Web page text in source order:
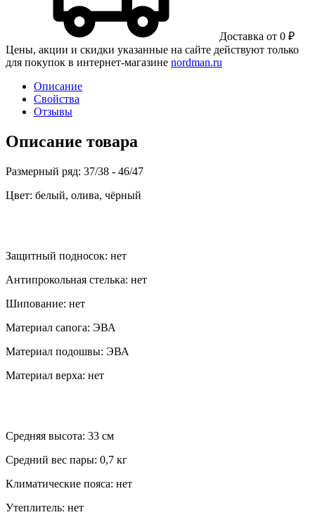
Доставка от 0 ₽
Цены, акции и скидки указанные на сайте действуют только
для покупок в интернет-магазине nordman.ru
Описание
Свойства
Отзывы
Описание товара
Размерный ряд: 37/38 - 46/47
Цвет: белый, олива, чёрный
Защитный подносок: нет
Антипрокольная стелька: нет
Шипование: нет
Материал сапога: ЭВА
Материал подошвы: ЭВА
Материал верха: нет
Средняя высота: 33 см
Средний вес пары: 0,7 кг
Климатические пояса: нет
Утеплитель: нет